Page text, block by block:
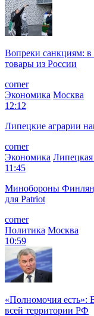
Вопреки санкциям:
товары из России
corner
Экономика Москва
12:12
Липецкие аграрии
corner
Экономика Липецкая
11:45
Минобороны
для Patriot
corner
Политика Москва
10:59
«Полномочия есть»:
всей территории РФ